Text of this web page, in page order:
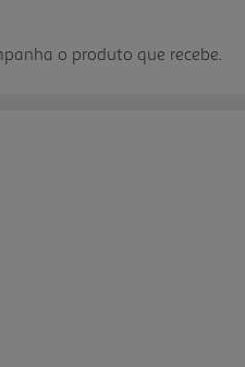
o produto que recebe.